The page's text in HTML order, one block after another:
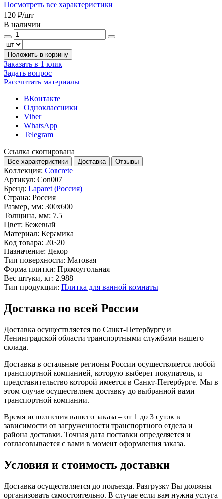
Посмотреть все характеристики
120 ₽/шт
В наличии
Положить в корзину
Заказать в 1 клик
Задать вопрос
Рассчитать материалы
ВКонтакте
Одноклассники
Viber
WhatsApp
Telegram
Ссылка скопирована
Все характеристики Доставка Отзывы
Коллекция: Concrete
Артикул: Con007
Бренд: Laparet (Россия)
Страна: Россия
Размер, мм: 300x600
Толщина, мм: 7.5
Цвет: Бежевый
Материал: Керамика
Код товара: 20320
Назначение: Декор
Тип поверхности: Матовая
Форма плитки: Прямоугольная
Вес штуки, кг: 2.988
Тип продукции: Плитка для ванной комнаты
Доставка по всей России
Доставка осуществляется по Санкт-Петербургу и
Ленинградской области транспортными службами нашего
склада.
Доставка в остальные регионы России осуществляется любой
транспортной компанией, которую выберет покупатель, и
представительство которой имеется в Санкт-Петербурге. Мы в
этом случае осуществляем доставку до выбранной вами
транспортной компании.
Время исполнения вашего заказа – от 1 до 3 суток в
зависимости от загруженности транспортного отдела и
района доставки. Точная дата поставки определяется и
согласовывается с вами в момент оформления заказа.
Условия и стоимость доставки
Доставка осуществляется до подъезда. Разгрузку Вы должны
организовать самостоятельно. В случае если вам нужна услуга